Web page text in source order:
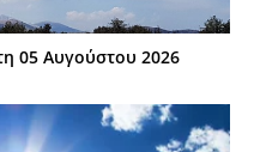
05 Αυγούστου 2026